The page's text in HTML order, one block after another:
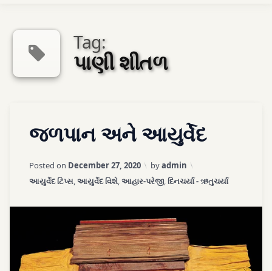
Ayurveda Sexologist
અમારો સંપર્ક કરો
Tag:
પાણી શીતળ
જળપાન અને આયુર્વેદ
Posted on December 27, 2020 Updated on
byadmin
Categories:
આયુર્વેદ ટિપ્સ,આયુર્વેદ વિશે,આહાર-પરેજી,દિનચર્યા - ઋતુચર્યા
અતિશય
એઠું
a
on
જળપાન
અને
આયુર્વેદ